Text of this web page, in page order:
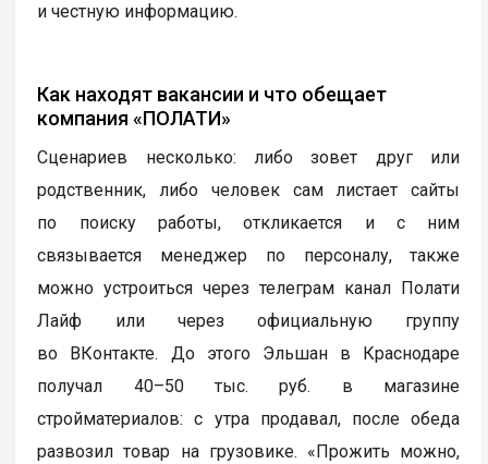
и честную информацию.
Как находят вакансии и что обещает
компания «ПОЛАТИ»
Сценариев несколько: либо зовет друг или
родственник, либо человек сам листает сайты
по поиску работы, откликается и с ним
связывается менеджер по персоналу, также
можно устроиться через телеграм канал Полати
Лайф или через официальную группу
во ВКонтакте. До этого Эльшан в Краснодаре
получал 40–50 тыс. руб. в магазине
стройматериалов: с утра продавал, после обеда
развозил товар на грузовике. «Прожить можно,